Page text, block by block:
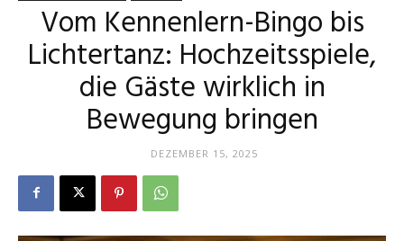
–
Dein
Vom Kennenlern-Bingo bis
Lichtertanz: Hochzeitsspiele,
die Gäste wirklich in
Bewegung bringen
DEZEMBER 15, 2025